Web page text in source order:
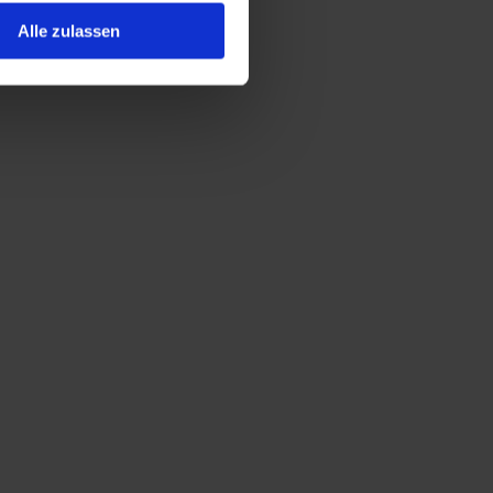
Alle zulassen